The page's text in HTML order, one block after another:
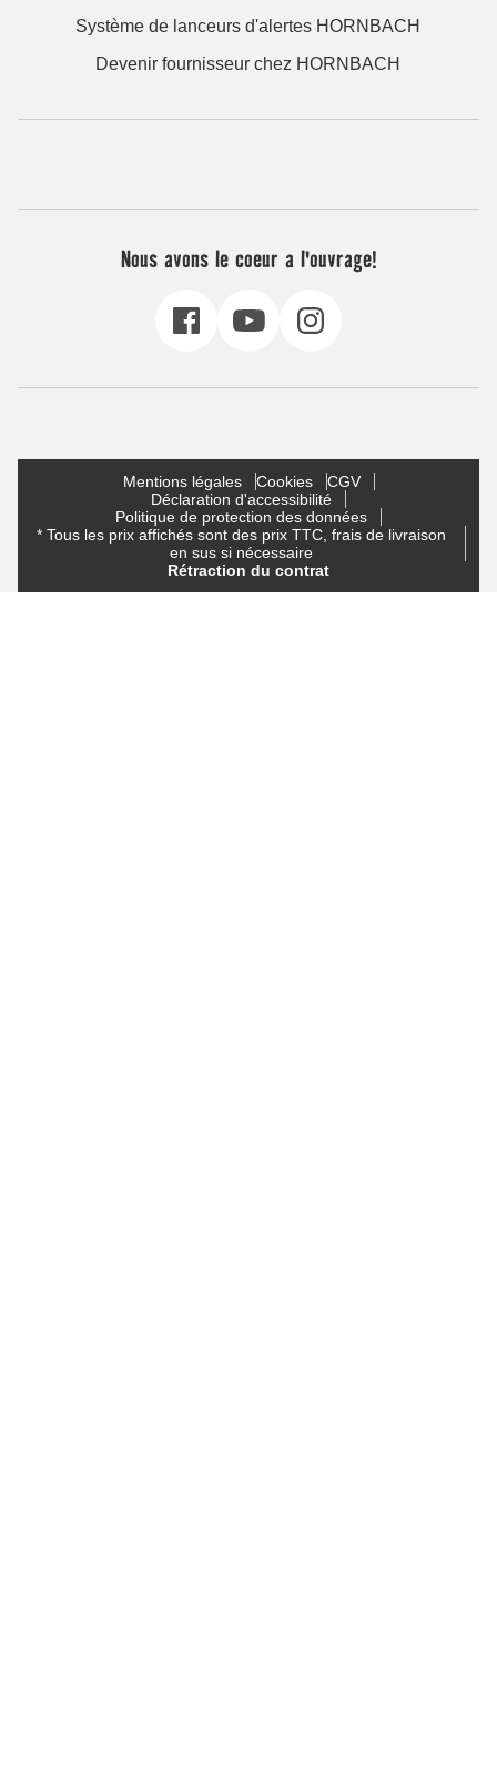
Système de lanceurs d'alertes HORNBACH
Devenir fournisseur chez HORNBACH
Nous avons le coeur a l'ouvrage!
Mentions légales Cookies
CGV
Déclaration d'accessibilité
Politique de protection des données
* Tous les prix affichés sont des prix TTC, frais de livraison
en sus si nécessaire
Rétraction du contrat